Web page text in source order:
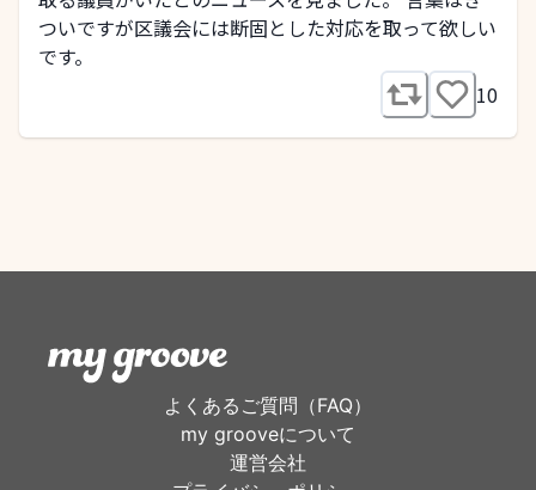
ついですが区議会には断固とした対応を取って欲しい
です。
10
よくあるご質問（FAQ）
my grooveについて
運営会社